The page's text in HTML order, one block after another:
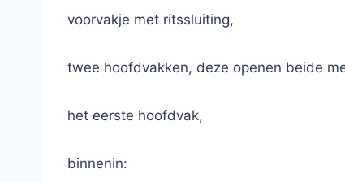
voorvakje met ritssluiting,
twee hoofdvakken, deze openen beide
het eerste hoofdvak,
binnenin: